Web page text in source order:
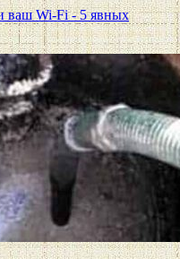
ваш Wi-Fi - 5 явных